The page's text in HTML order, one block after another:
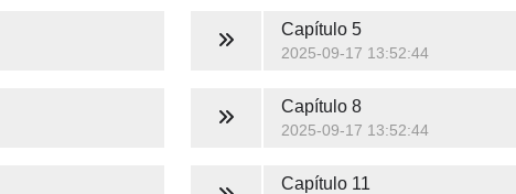
Capítulo 5
2025-09-17 13:52:44
Capítulo 8
2025-09-17 13:52:44
Capítulo 11